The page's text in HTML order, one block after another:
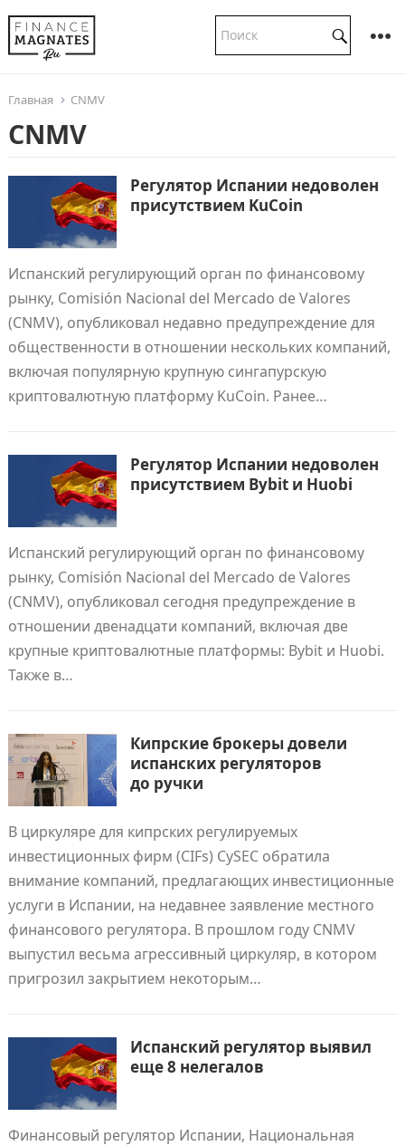
Главная CNMV
CNMV
Регулятор Испании недоволен
присутствием KuCoin
Испанский регулирующий орган по финансовому
рынку, Comisión Nacional del Mercado de Valores
(CNMV), опубликовал недавно предупреждение для
общественности в отношении нескольких компаний,
включая популярную крупную сингапурскую
криптовалютную платформу KuCoin. Ранее…
Регулятор Испании недоволен
присутствием Bybit и Huobi
Испанский регулирующий орган по финансовому
рынку, Comisión Nacional del Mercado de Valores
(CNMV), опубликовал сегодня предупреждение в
отношении двенадцати компаний, включая две
крупные криптовалютные платформы: Bybit и Huobi.
Также в…
Кипрские брокеры довели
испанских регуляторов
до ручки
В циркуляре для кипрских регулируемых
инвестиционных фирм (CIFs) CySEC обратила
внимание компаний, предлагающих инвестиционные
услуги в Испании, на недавнее заявление местного
финансового регулятора. В прошлом году CNMV
выпустил весьма агрессивный циркуляр, в котором
пригрозил закрытием некоторым…
Испанский регулятор выявил
еще 8 нелегалов
Финансовый регулятор Испании, Национальная